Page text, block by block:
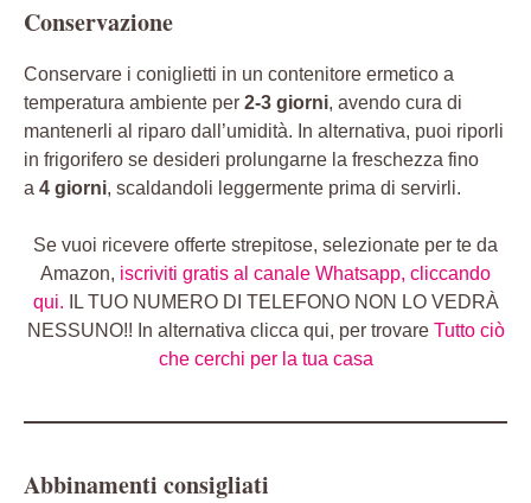
Conservazione
Conservare i coniglietti in un contenitore ermetico a
temperatura ambiente per 2-3 giorni, avendo cura di
mantenerli al riparo dall’umidità. In alternativa, puoi riporli
in frigorifero se desideri prolungarne la freschezza fino
a 4 giorni, scaldandoli leggermente prima di servirli.
Se vuoi ricevere offerte strepitose, selezionate per te da
Amazon, iscriviti gratis al canale Whatsapp, cliccando
qui.
IL TUO NUMERO DI TELEFONO NON LO VEDRÀ
NESSUNO!! In alternativa clicca qui, per trovare Tutto ciò
che cerchi per la tua casa
Abbinamenti consigliati